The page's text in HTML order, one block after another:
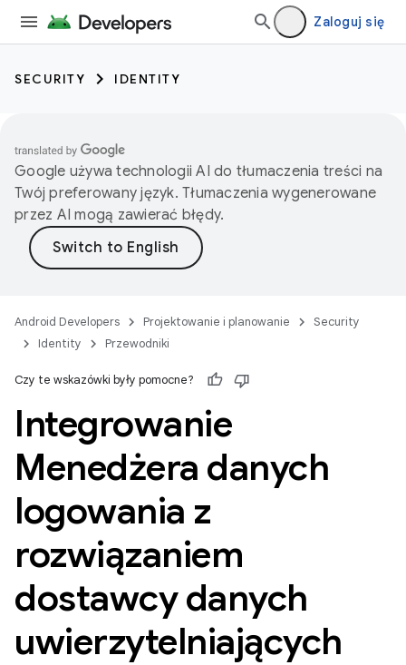
Zaloguj się
SECURITY IDENTITY
Google używa technologii AI do tłumaczenia treści na
Twój preferowany język. Tłumaczenia wygenerowane
przez AI mogą zawierać błędy.
Android Developers Projektowanie i planowanie
Security
Identity
Przewodniki
Czy te wskazówki były pomocne?
Integrowanie
Menedżera danych
logowania z
rozwiązaniem
dostawcy danych
uwierzytelniających